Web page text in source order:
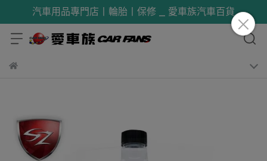
汽車用品專門店丨輪胎丨保修 _ 愛車族汽車百貨